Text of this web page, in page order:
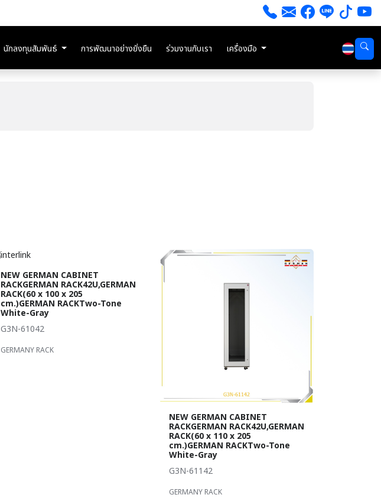
นักลงทุนสัมพันธ์ การพัฒนาอย่างยั่งยืน ร่วมงานกับเรา เครื่องมือ
NEW GERMAN CABINET
RACKGERMAN RACK42U,GERMAN
RACK(60 x 100 x 205
cm.)GERMAN RACKTwo-Tone
White-Gray
G3N-61042
GERMANY RACK
NEW GERMAN CABINET
RACKGERMAN RACK42U,GERMAN
RACK(60 x 110 x 205
cm.)GERMAN RACKTwo-Tone
White-Gray
G3N-61142
GERMANY RACK